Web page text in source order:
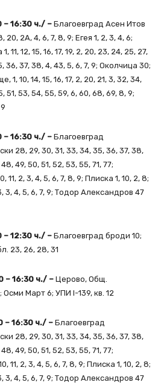
– 16:30 ч./ – Благоевград Асен Итов
20, 2А, 4, 6, 7, 8, 9; Егея 1, 2, 3, 4, 6;
12, 15, 16, 17, 19, 2, 20, 23, 24, 25, 27,
36, 37, 38, 4, 43, 5, 6, 7, 9; Околчица 30;
10, 14, 15, 16, 17, 2, 20, 21, 3, 32, 34,
51, 53, 54, 55, 59, 6, 60, 68, 69, 8, 9;
– 16:30 ч./ – Благоевград
28, 29, 30, 31, 33, 34, 35, 36, 37, 38,
49, 50, 51, 52, 53, 55, 71, 77;
11, 2, 3, 4, 5, 6, 7, 8, 9; Плиска 1, 10, 2, 8;
3, 4, 5, 6, 7, 9; Тодор Александров 47
– 12:30 ч./ – Благоевград броди 10;
23, 26, 28, 31
– 16:30 ч./ – Церово, Общ.
Март 6; УПИ І-139, кв. 12
– 16:30 ч./ – Благоевград
28, 29, 30, 31, 33, 34, 35, 36, 37, 38,
49, 50, 51, 52, 53, 55, 71, 77;
11, 2, 3, 4, 5, 6, 7, 8, 9; Плиска 1, 10, 2, 8;
3, 4, 5, 6, 7, 9; Тодор Александров 47